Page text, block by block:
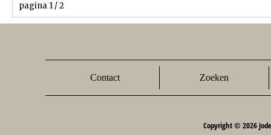
pagina 1 / 2
Contact Zoeken
Copyright © 2026